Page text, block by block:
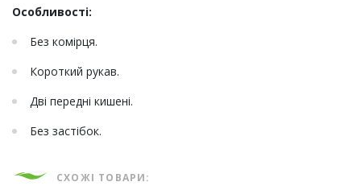
Особливості:
Без комірця.
Короткий рукав.
Дві передні кишені.
Без застібок.
СХОЖІ ТОВАРИ: